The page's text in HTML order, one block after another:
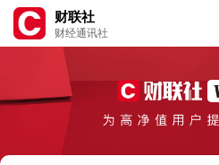
财联社
财经通讯社
14.5
2
0
0
6
6
0
8
.
.
.
5
8
6